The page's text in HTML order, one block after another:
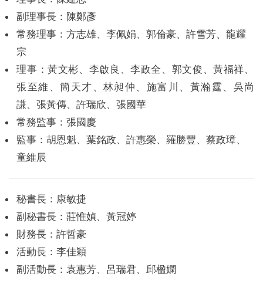
副理事長：陳鄭彥
常務理事：方志雄、李佩娟、郭倫豪、許雪芳、龍耀
宗
理事：黃文彬、李啟良、李政全、郭文俊、黃福祥、
張至維、簡天才、林昶仲、施富川、黃瀚霆、吳尚
謙、張黃傳、許瑞欣、張國華
常務監事：張國慶
監事：胡恩魁、葉銘政、許惠榮、羅勝豐、蔡政璋、
童維辰
秘書長：康敏捷
副秘書長：莊惟媜、黃冠婷
財務長：許哲豪
活動長：李佳穎
副活動長 ：袁惠芳、呂瑞君、邱楹嫻